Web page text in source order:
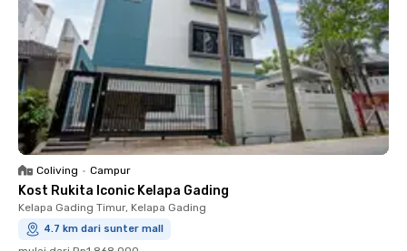
Coliving • Campur
Kost Rukita Iconic Kelapa Gading
Kelapa Gading Timur, Kelapa Gading
4.7 km dari sunter mall